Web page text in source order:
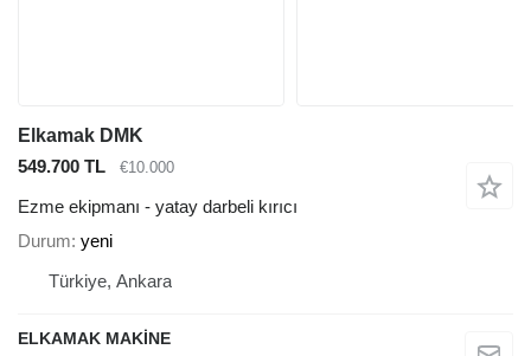
Elkamak DMK
549.700 TL
€10.000
Ezme ekipmanı - yatay darbeli kırıcı
Durum yeni
Türkiye, Ankara
ELKAMAK MAKİNE